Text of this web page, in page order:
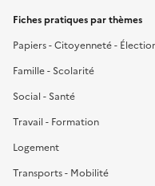
Fiches pratiques par thèmes
Papiers - Citoyenneté -
Famille - Scolarité
Social - Santé
Travail - Formation
Logement
Transports - Mobilité